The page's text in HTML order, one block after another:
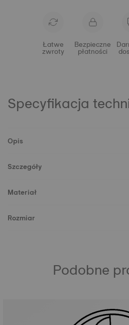
Łatwe
zwroty
Bezpieczne
płatności
Specyfikacja
Opis
Szczegóły
Materiał
Rozmiar
Podobne